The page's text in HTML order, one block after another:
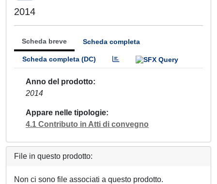
2014
Scheda breve Scheda completa
Scheda completa (DC)
Anno del prodotto
2014
Appare nelle tipologie
4.1 Contributo in Atti di convegno
File in questo prodotto:
Non ci sono file associati a questo prodotto.